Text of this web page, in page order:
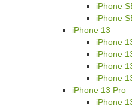
iPhone
iPhone
iPhone 13
iPhone
iPhone
iPhone
iPhone
iPhone 13 Pro
iPhone